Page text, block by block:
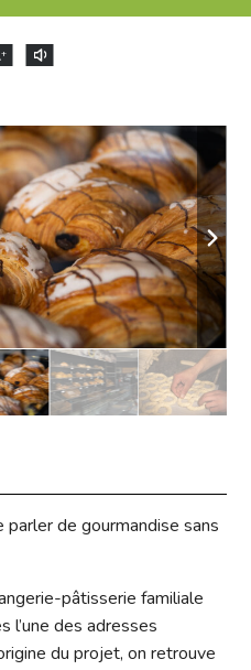
+
de gourmandise sans
pâtisserie familiale
l’une des adresses
du projet, on retrouve